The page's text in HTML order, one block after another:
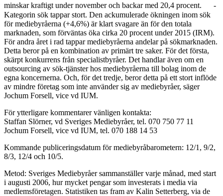
minskar kraftigt under november och backar med 20,4 procent. -
Kategorin sök tappar stort. Den ackumulerade ökningen inom sök
för mediebyråerna (+4,6%) är klart svagare än för den totala
marknaden, som förväntas öka cirka 20 procent under 2015 (IRM).
För andra året i rad tappar mediebyråerna andelar på sökmarknaden.
Detta beror på en kombination av primärt tre saker. För det första,
skärpt konkurrens från specialistbyråer. Det handlar även om en
outsourcing av sök-tjänster hos mediebyråerna till bolag inom de
egna koncernerna. Och, för det tredje, beror detta på ett stort inflöde
av mindre företag som inte använder sig av mediebyråer, säger
Jochum Forsell, vice vd IUM.
För ytterligare kommentarer vänligen kontakta:
Staffan Slörner, vd Sveriges Mediebyråer, tel. 070 750 77 11
Jochum Forsell, vice vd IUM, tel. 070 188 14 53
Kommande publiceringsdatum för mediebyråbarometern: 12/1, 9/2,
8/3, 12/4 och 10/5.
Metod: Sveriges Mediebyråer sammanställer varje månad, med start
i augusti 2006, hur mycket pengar som investerats i media via
medlemsföretagen. Statistiken tas fram av Kalin Setterberg, via de